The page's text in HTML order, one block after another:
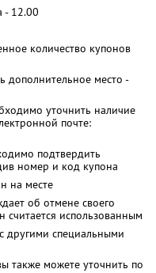
- 12.00
количество купонов
дополнительное место -
уточнить наличие
почте:
подтвердить
номер и код купона
на месте
об отмене своего
считается использованным
другими специальными
также можете уточнить по